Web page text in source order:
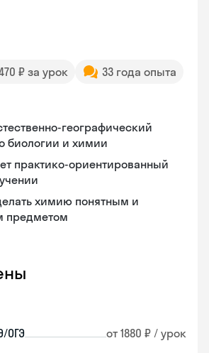
₽ за урок
33 года опыта
географический
биологии и химии
практико-ориентированный
химию понятным и
предметом
ОГЭ от 1880 ₽ / урок